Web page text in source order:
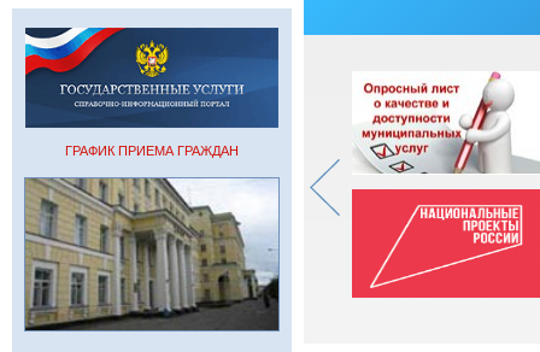
ГРАФИК ПРИЕМА ГРАЖДАН